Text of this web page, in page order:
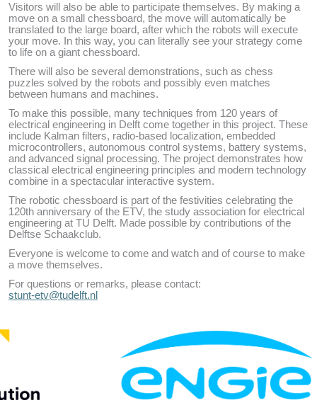
Visitors will also be able to participate themselves. By making a
move on a small chessboard, the move will automatically be
translated to the large board, after which the robots will execute
your move. In this way, you can literally see your strategy come
to life on a giant chessboard.
There will also be several demonstrations, such as chess
puzzles solved by the robots and possibly even matches
between humans and machines.
To make this possible, many techniques from 120 years of
electrical engineering in Delft come together in this project. These
include Kalman filters, radio-based localization, embedded
microcontrollers, autonomous control systems, battery systems,
and advanced signal processing. The project demonstrates how
classical electrical engineering principles and modern technology
combine in a spectacular interactive system.
The robotic chessboard is part of the festivities celebrating the
120th anniversary of the ETV, the study association for electrical
engineering at TU Delft. Made possible by contributions of the
Delftse Schaakclub.
Everyone is welcome to come and watch and of course to make
a move themselves.
For questions or remarks, please contact:
stunt-etv@tudelft.nl